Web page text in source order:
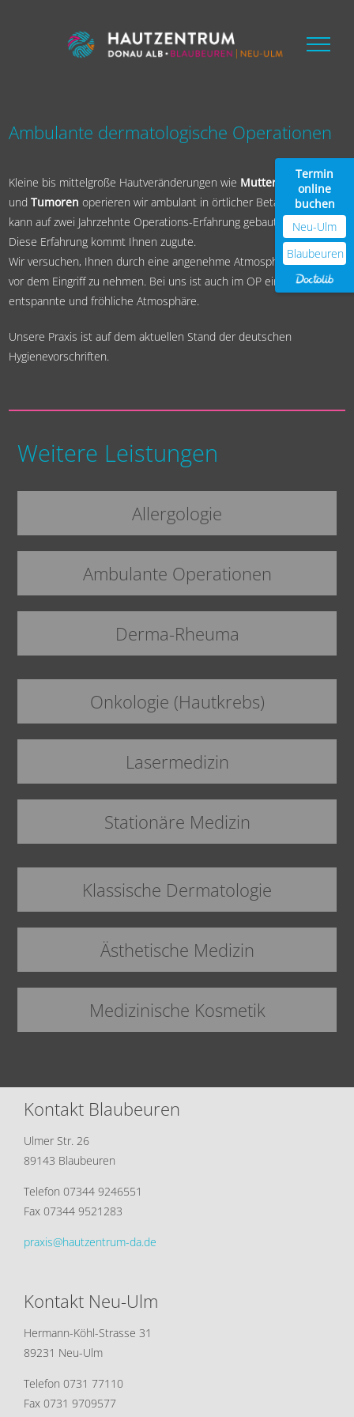
Termin
online
buchen
Neu-Ulm
Blaubeuren
Ambulante dermatologische Operationen
Kleine bis mittelgroße Hautveränderungen wie Muttermale,Zysten
undTumorenoperieren wir ambulant in örtlicher Betäubung. Es
kann auf zwei Jahrzehnte Operations-Erfahrung gebaut werden.
Diese Erfahrung kommt Ihnen zugute.
Wir versuchen, Ihnen durch eine angenehme Atmosphäre die Angst
vor dem Eingriff zu nehmen. Bei uns ist auch im OP eine
entspannte und fröhliche Atmosphäre.
Unsere Praxis ist auf dem aktuellen Stand der deutschen
Hygienevorschriften.
Weitere Leistungen
Allergologie
Ambulante Operationen
Derma-Rheuma
Onkologie (Hautkrebs)
Lasermedizin
Stationäre Medizin
Klassische Dermatologie
Ästhetische Medizin
Medizinische Kosmetik
Kontakt Blaubeuren
Ulmer Str. 26
89143 Blaubeuren
Telefon 07344 9246551
Fax 07344 9521283
praxis@hautzentrum-da.de
Kontakt Neu-Ulm
Hermann-Köhl-Strasse 31
89231 Neu-Ulm
Telefon 0731 77110
Fax 0731 9709577